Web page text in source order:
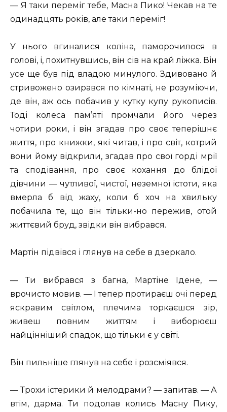
— Я таки переміг тебе, Масна Пико! Чекав на те
одинадцять років, але таки переміг!
У нього вгиналися коліна, паморочилося в
голові, і, похитнувшись, він сів на край ліжка. Він
усе ще був під владою минулого. Здивовано й
стривожено озирався по кімнаті, не розуміючи,
де він, аж ось побачив у кутку купу рукописів.
Тоді колеса пам’яті промчали його через
чотири роки, і він згадав про своє теперішнє
життя, про книжки, які читав, і про світ, котрий
вони йому відкрили, згадав про свої горді мрії
та сподівання, про своє кохання до блідої
дівчини — чутливої, чистої, неземної істоти, яка
вмерла б від жаху, коли б хоч на хвильку
побачила те, що він тільки-но пережив, отой
життєвий бруд, звідки він вибрався.
Мартін підвівся і глянув на себе в дзеркало.
— Ти вибрався з багна, Мартіне Ідене, —
врочисто мовив. — І тепер протираєш очі перед
яскравим світлом, плечима торкаєшся зір,
живеш повним життям і виборюєш
найцінніший спадок, що тільки є у світі.
Він пильніше глянув на себе і розсміявся.
— Трохи істерики й мелодрами? — запитав. — А
втім, дарма. Ти подолав колись Масну Пику,